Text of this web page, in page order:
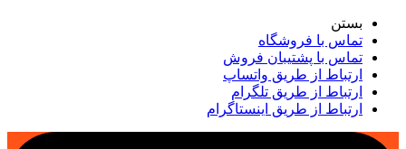
بستن
تماس با فروشگاه
تماس با پشتیبان فروش
ارتباط از طریق واتساپ
ارتباط از طریق تلگرام
ارتباط از طریق اینستاگرام